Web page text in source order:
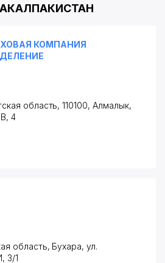
КОМПАНИЯ
область, 110100, Алмалык,
, 4
область, Бухара,ул.
, 3/1